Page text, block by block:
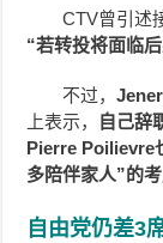
CTV曾引述
“若转投将面临后
不过，
上表示，
自己辞
Pierre Poilievre
多陪伴家人”的考
自由党仍差3